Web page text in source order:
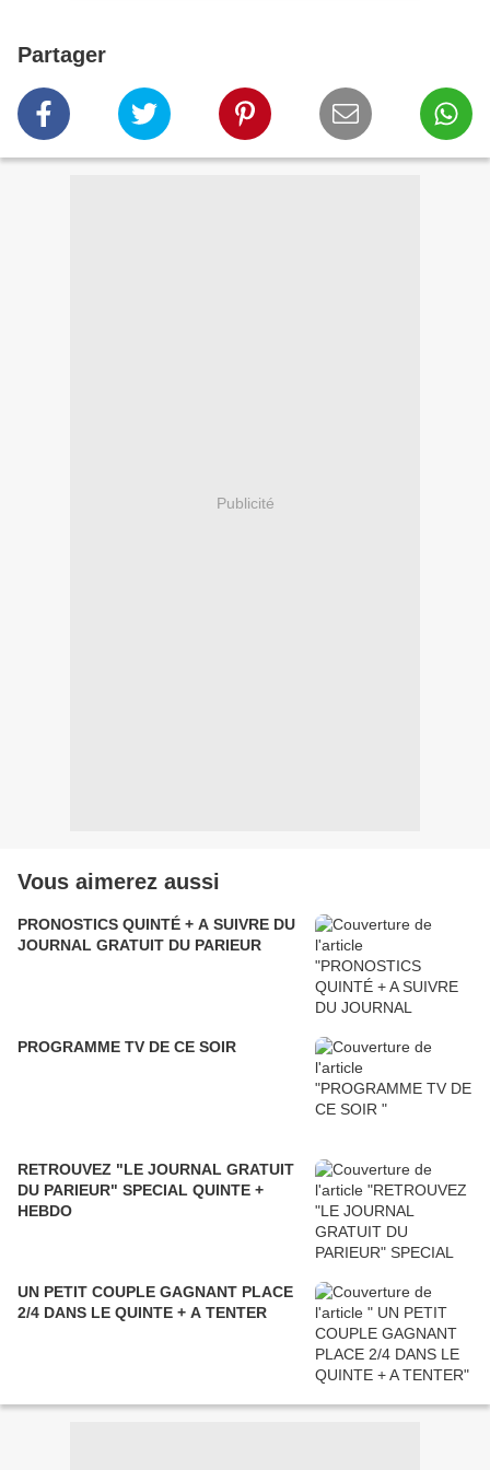
Partager
Publicité
Vous aimerez aussi
PRONOSTICS QUINTÉ + A SUIVRE DU
JOURNAL GRATUIT DU PARIEUR
PROGRAMME TV DE CE SOIR
RETROUVEZ "LE JOURNAL GRATUIT
DU PARIEUR" SPECIAL QUINTE +
HEBDO
UN PETIT COUPLE GAGNANT PLACE
2/4 DANS LE QUINTE + A TENTER